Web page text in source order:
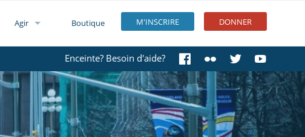
M'INSCRIRE DONNER
Agir Boutique
Enceinte? Besoin d'aide?